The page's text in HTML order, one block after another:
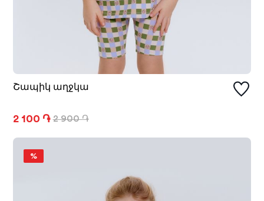
Շապիկ աղջկա
2 100 ֏ 2 900 ֏
%